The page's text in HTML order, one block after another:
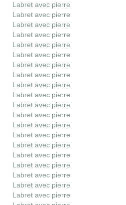
Labret avec pierre
Labret avec pierre
Labret avec pierre
Labret avec pierre
Labret avec pierre
Labret avec pierre
Labret avec pierre
Labret avec pierre
Labret avec pierre
Labret avec pierre
Labret avec pierre
Labret avec pierre
Labret avec pierre
Labret avec pierre
Labret avec pierre
Labret avec pierre
Labret avec pierre
Labret avec pierre
Labret avec pierre
Labret avec pierre